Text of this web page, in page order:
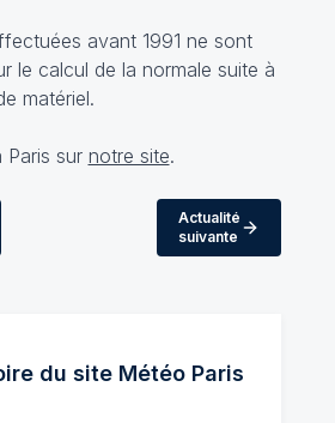
avant 1991 ne sont
le calcul de la normale suite à
matériel.
Paris sur notre site.
Actualité
suivante
du site MétéoParis